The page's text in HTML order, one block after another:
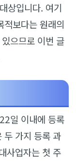
상입니다. 여기
적보다는 원래의
으므로 이번 글
일 이내에 등록
두 가지 등록 과
사업자는 첫 주